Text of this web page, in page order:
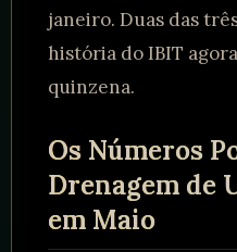
janeiro. Duas das
história do IBIT
quinzena.
Os Números
Drenagem de
em Maio